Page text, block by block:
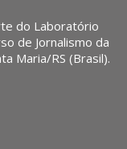
do Laboratório
de Jornalismo da
Maria/RS (Brasil).